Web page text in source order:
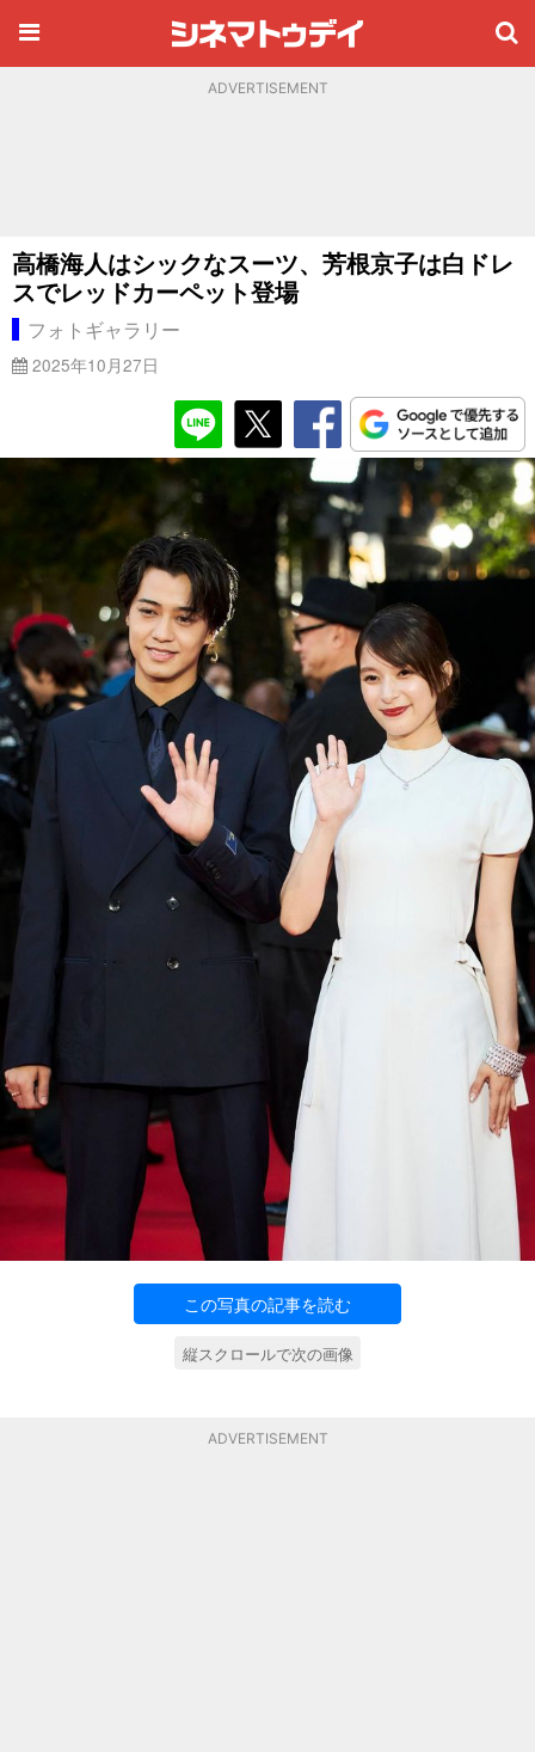
ADVERTISEMENT
高橋海人はシックなスーツ、芳根京子は白ドレ
スでレッドカーペット登場
フォトギャラリー
2025年10月27日
この写真の記事を読む
縦スクロールで次の画像
ADVERTISEMENT